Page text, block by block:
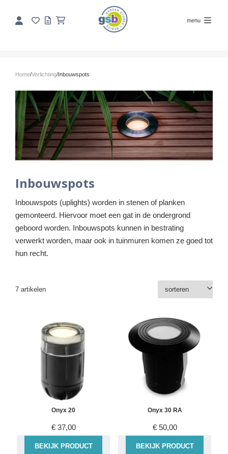
menu
Home/Verlichting/Inbouwspots
Inbouwspots
Inbouwspots (uplights) worden in stenen of planken
gemonteerd. Hiervoor moet een gat in de ondergrond
geboord worden. Inbouwspots kunnen in bestrating
verwerkt worden, maar ook in tuinmuren komen ze goed tot
hun recht.
7 artikelen
Onyx 20
€ 37,00
BEKIJK PRODUCT
Onyx 30 RA
€ 50,00
BEKIJK PRODUCT